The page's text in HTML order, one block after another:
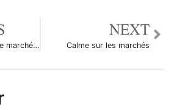
Fin de séance sur le marché des devises
NEXT
Calme sur les marchés